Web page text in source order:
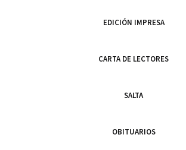
EDICIÓN IMPRESA
CARTA DE LECTORES
SALTA
OBITUARIOS